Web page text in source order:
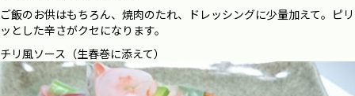
ご飯のお供はもちろん、焼肉のたれ、ドレッシングに少量加えて。ピリ
ッとした辛さがクセになります。
チリ風ソース（生春巻に添えて）